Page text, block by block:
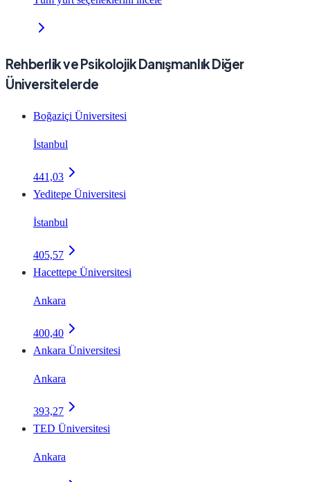
Rehberlik ve Psikolojik Danışmanlık Diğer
Üniversitelerde
Boğaziçi Üniversitesi
İstanbul
441,03
Yeditepe Üniversitesi
İstanbul
405,57
Hacettepe Üniversitesi
Ankara
400,40
Ankara Üniversitesi
Ankara
393,27
TED Üniversitesi
Ankara